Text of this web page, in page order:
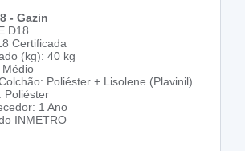
- Gazin
D18
Certificada
(kg): 40 kg
Poliéster + Lisolene (Plavinil)
Poliéster
1 Ano
INMETRO